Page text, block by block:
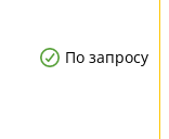
По запросу